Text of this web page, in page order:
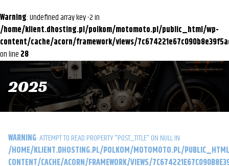
Warning : Undefined array key -2 in
/home/klient.dhosting.pl/polkom/motomoto.pl/public_html/wp-
content/cache/acorn/framework/views/
on line 28
2025
WARNING : ATTEMPT TO READ PROPERTY "POST_TITLE" ON NULL IN
/HOME/KLIENT.DHOSTING.PL/POLKOM/MOTOMOTO.PL/
CONTENT/CACHE/ACORN/FRAMEWORK/VIEWS/